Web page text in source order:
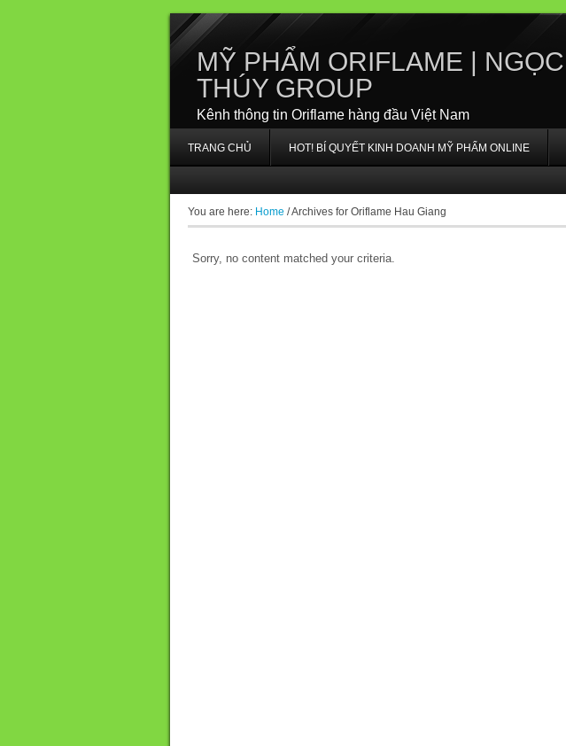
MỸ PHẨM ORIFLAME | NGỌC
THÚY GROUP
Kênh thông tin Oriflame hàng đầu Việt Nam
TRANG CHỦ HOT! BÍ QUYẾT KINH DOANH MỸ PHẨM ONLINE
You are here: Home /Archives for Oriflame Hau Giang
Sorry, no content matched your criteria.